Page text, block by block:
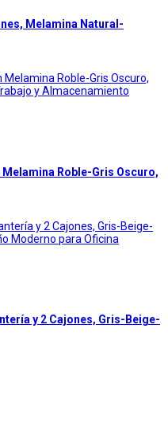
Melamina Natural-
Roble-Gris Oscuro,
y 2 Cajones, Gris-Beige-